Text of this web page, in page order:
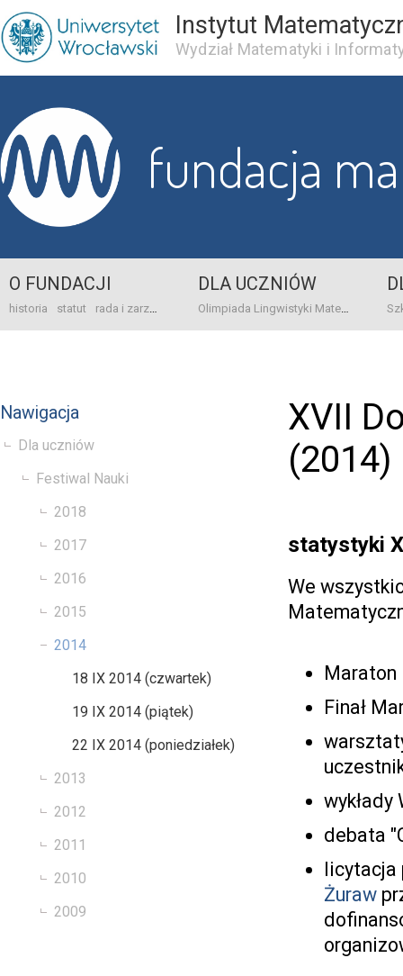
Instytut
Wydział Matematyki i
fundacja
O FUNDACJI
historia statut rada i zarząd dane bankowo-adresowe kontakt
DLA UCZNIÓW
Olimpiada Lingwistyki Matematycznej
Nawigacja
Dla uczniów
Festiwal Nauki
2018
2017
2016
2015
2014
18 IX 2014 (czwartek)
19 IX 2014 (piątek)
22 IX 2014 (poniedziałek)
2013
2012
2011
2010
2009
XVII
(2014)
statystyki
We
Maraton
Finał
wykłady
debata
licytacja
Żuraw